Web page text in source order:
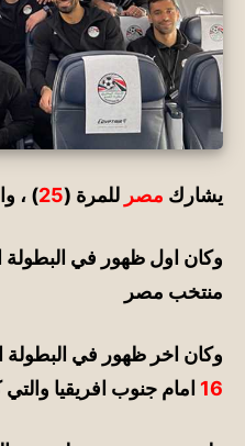
يشارك مصر للمرة (25) ،
وكان اول ظهور في البطولة
منتخب مصر
وكان اخر ظهور في البطولة
16 امام جنوب افريقيا